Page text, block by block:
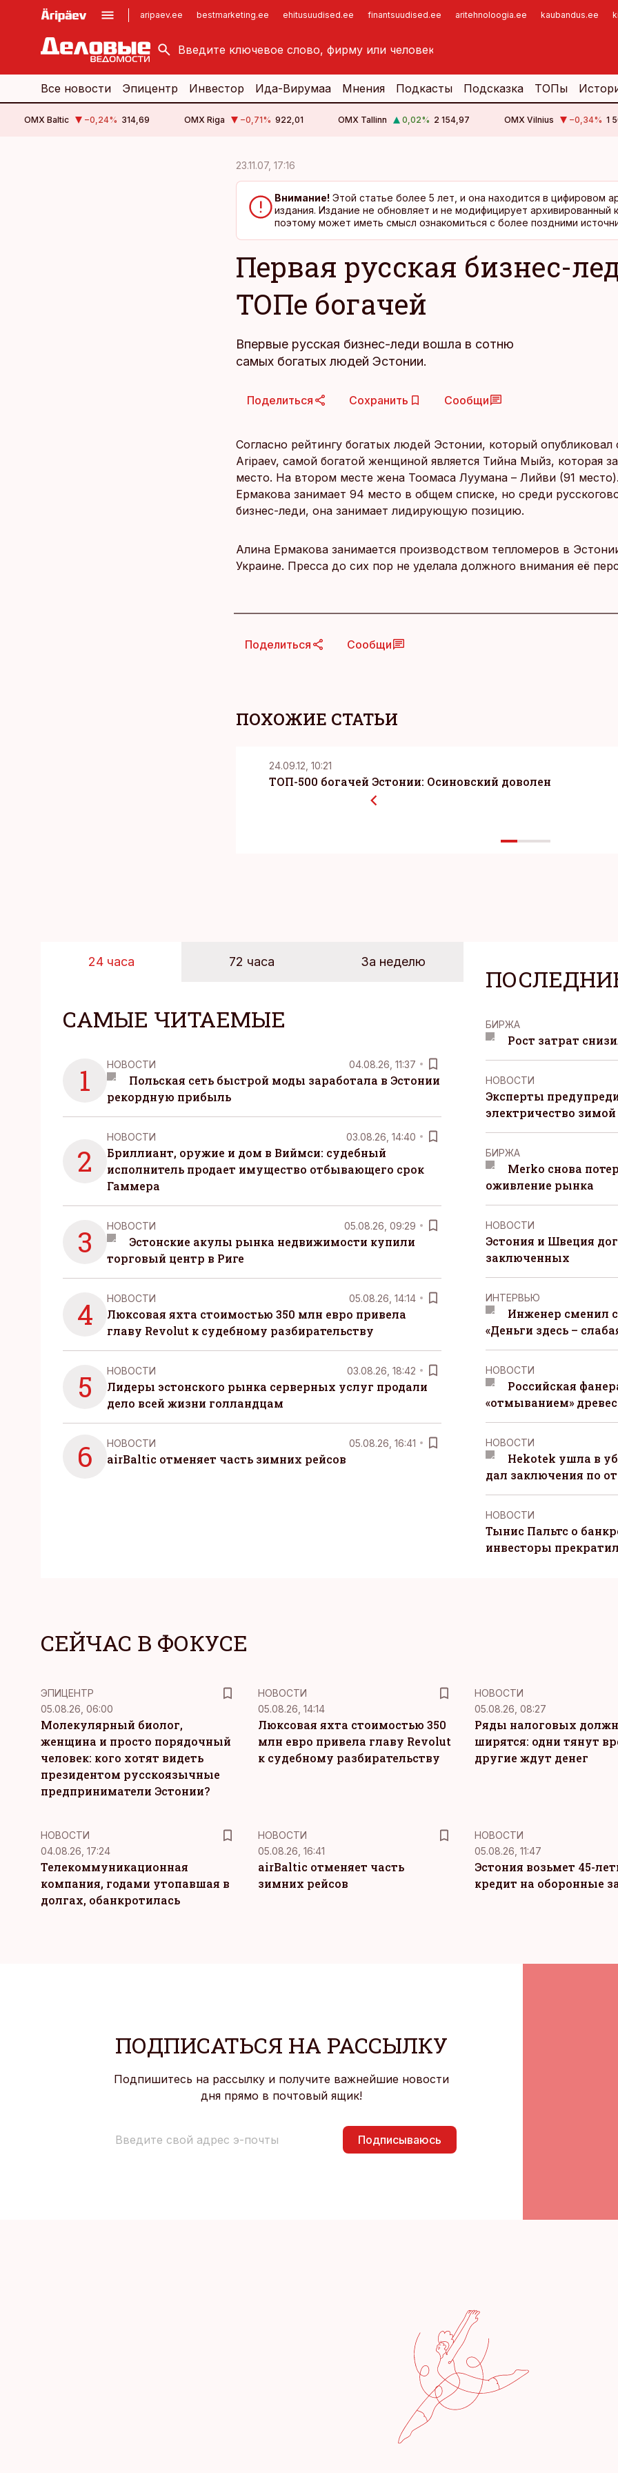
aripaev.ee bestmarketing.ee ehitusuudised.ee finantsuudised.ee aritehnoloogia.ee kaubandus.ee
kinnisvarauudised.ee
logistikauudised.ee
imelineajalugu.ee
Все новости Эпицентр Инвестор Ида-Вирумаа Мнения Подкасты Подсказка ТОПы
OMX Baltic −0,24% 314,69 OMX Riga −0,71% 922,01 OMX Tallinn 0,02% 2 154,97 OMX Vilnius −0,34% 1
23.11.07, 17:16
Внимание! Этой статье более 5 лет, и она находится в цифировом
издания. Издание не обновляет и не модифицирует архивированный
поэтому может иметь смысл ознакомиться с более поздними
Первая русская бизнес-
ТОПе богачей
Впервые русская бизнес-леди вошла в сотню
самых богатых людей Эстонии.
Поделиться Сохранить Сообщи
Согласно рейтингу богатых людей Эстонии, который опубликовал
Aripaev, самой богатой женщиной является Тийна Мыйз, которая
место. На втором месте жена Тоомаса Луумана – Лийви (91
Ермакова занимает 94 место в общем списке, но среди
бизнес-леди, она занимает лидирующую позицию.
Алина Ермакова занимается производством тепломеров в
Украине. Пресса до сих пор не уделала должного внимания её
Поделиться Сообщи
ПОХОЖИЕ СТАТЬИ
24.09.12, 10:21
ТОП-500 богачей Эстонии: Осиновский доволен
24 часа 72 часа За неделю
САМЫЕ ЧИТАЕМЫЕ
1 НОВОСТИ 04.08.26, 11:37
Польская сеть быстрой моды заработала в Эстонии
рекордную прибыль
2
НОВОСТИ 03.08.26, 14:40
Бриллиант, оружие и дом в Виймси: судебный
исполнитель продает имущество отбывающего срок
Гаммера
3 НОВОСТИ 05.08.26, 09:29
Эстонские акулы рынка недвижимости купили
торговый центр в Риге
4 НОВОСТИ 05.08.26, 14:14
Люксовая яхта стоимостью 350 млн евро привела
главу Revolut к судебному разбирательству
5 НОВОСТИ 03.08.26, 18:42
Лидеры эстонского рынка серверных услуг продали
дело всей жизни голландцам
6 НОВОСТИ 05.08.26, 16:41
airBaltic отменяет часть зимних рейсов
БИРЖА
Рост затрат
НОВОСТИ
Эксперты
электричество зимой
БИРЖА
Merko снова
оживление рынка
НОВОСТИ
Эстония и Швеция
заключенных
ИНТЕРВЬЮ
Инженер сменил
«Деньги здесь –
НОВОСТИ
Российская
«отмыванием»
НОВОСТИ
Hekotek ушла в
дал заключения по
НОВОСТИ
Тынис Пальтс о
инвесторы
СЕЙЧАС В ФОКУСЕ
ЭПИЦЕНТР
05.08.26, 06:00
Молекулярный биолог,
женщина и просто порядочный
человек: кого хотят видеть
президентом русскоязычные
предприниматели Эстонии?
НОВОСТИ
05.08.26, 14:14
Люксовая яхта стоимостью 350
млн евро привела главу Revolut
к судебному разбирательству
НОВОСТИ
05.08.26, 08:27
Ряды налоговых
ширятся: одни тянут
другие ждут денег
НОВОСТИ
04.08.26, 17:24
Телекоммуникационная
компания, годами утопавшая в
долгах, обанкротилась
НОВОСТИ
05.08.26, 16:41
airBaltic отменяет часть
зимних рейсов
НОВОСТИ
05.08.26, 11:47
Эстония возьмет 45-
кредит на оборонные
ПОДПИСАТЬСЯ НА РАССЫЛКУ
Подпишитесь на рассылку и получите важнейшие новости
дня прямо в почтовый ящик!
Подписываюсь